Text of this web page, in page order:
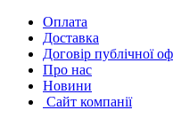
Skip
navigation
Skip
content
Оплата
Доставка
Договір публічної
Про нас
Новини
Сайт компанії